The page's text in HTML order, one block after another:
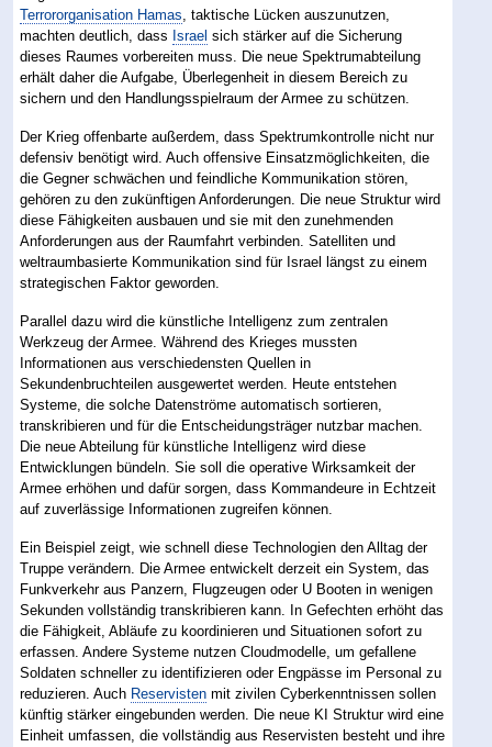
Terrororganisation Hamas, taktische Lücken auszunutzen,
machten deutlich, dass Israel sich stärker auf die Sicherung
dieses Raumes vorbereiten muss. Die neue Spektrumabteilung
erhält daher die Aufgabe, Überlegenheit in diesem Bereich zu
sichern und den Handlungsspielraum der Armee zu schützen.
Der Krieg offenbarte außerdem, dass Spektrumkontrolle nicht nur
defensiv benötigt wird. Auch offensive Einsatzmöglichkeiten, die
die Gegner schwächen und feindliche Kommunikation stören,
gehören zu den zukünftigen Anforderungen. Die neue Struktur wird
diese Fähigkeiten ausbauen und sie mit den zunehmenden
Anforderungen aus der Raumfahrt verbinden. Satelliten und
weltraumbasierte Kommunikation sind für Israel längst zu einem
strategischen Faktor geworden.
Parallel dazu wird die künstliche Intelligenz zum zentralen
Werkzeug der Armee. Während des Krieges mussten
Informationen aus verschiedensten Quellen in
Sekundenbruchteilen ausgewertet werden. Heute entstehen
Systeme, die solche Datenströme automatisch sortieren,
transkribieren und für die Entscheidungsträger nutzbar machen.
Die neue Abteilung für künstliche Intelligenz wird diese
Entwicklungen bündeln. Sie soll die operative Wirksamkeit der
Armee erhöhen und dafür sorgen, dass Kommandeure in Echtzeit
auf zuverlässige Informationen zugreifen können.
Ein Beispiel zeigt, wie schnell diese Technologien den Alltag der
Truppe verändern. Die Armee entwickelt derzeit ein System, das
Funkverkehr aus Panzern, Flugzeugen oder U Booten in wenigen
Sekunden vollständig transkribieren kann. In Gefechten erhöht das
die Fähigkeit, Abläufe zu koordinieren und Situationen sofort zu
erfassen. Andere Systeme nutzen Cloudmodelle, um gefallene
Soldaten schneller zu identifizieren oder Engpässe im Personal zu
reduzieren. Auch Reservisten mit zivilen Cyberkenntnissen sollen
künftig stärker eingebunden werden. Die neue KI Struktur wird eine
Einheit umfassen, die vollständig aus Reservisten besteht und ihre